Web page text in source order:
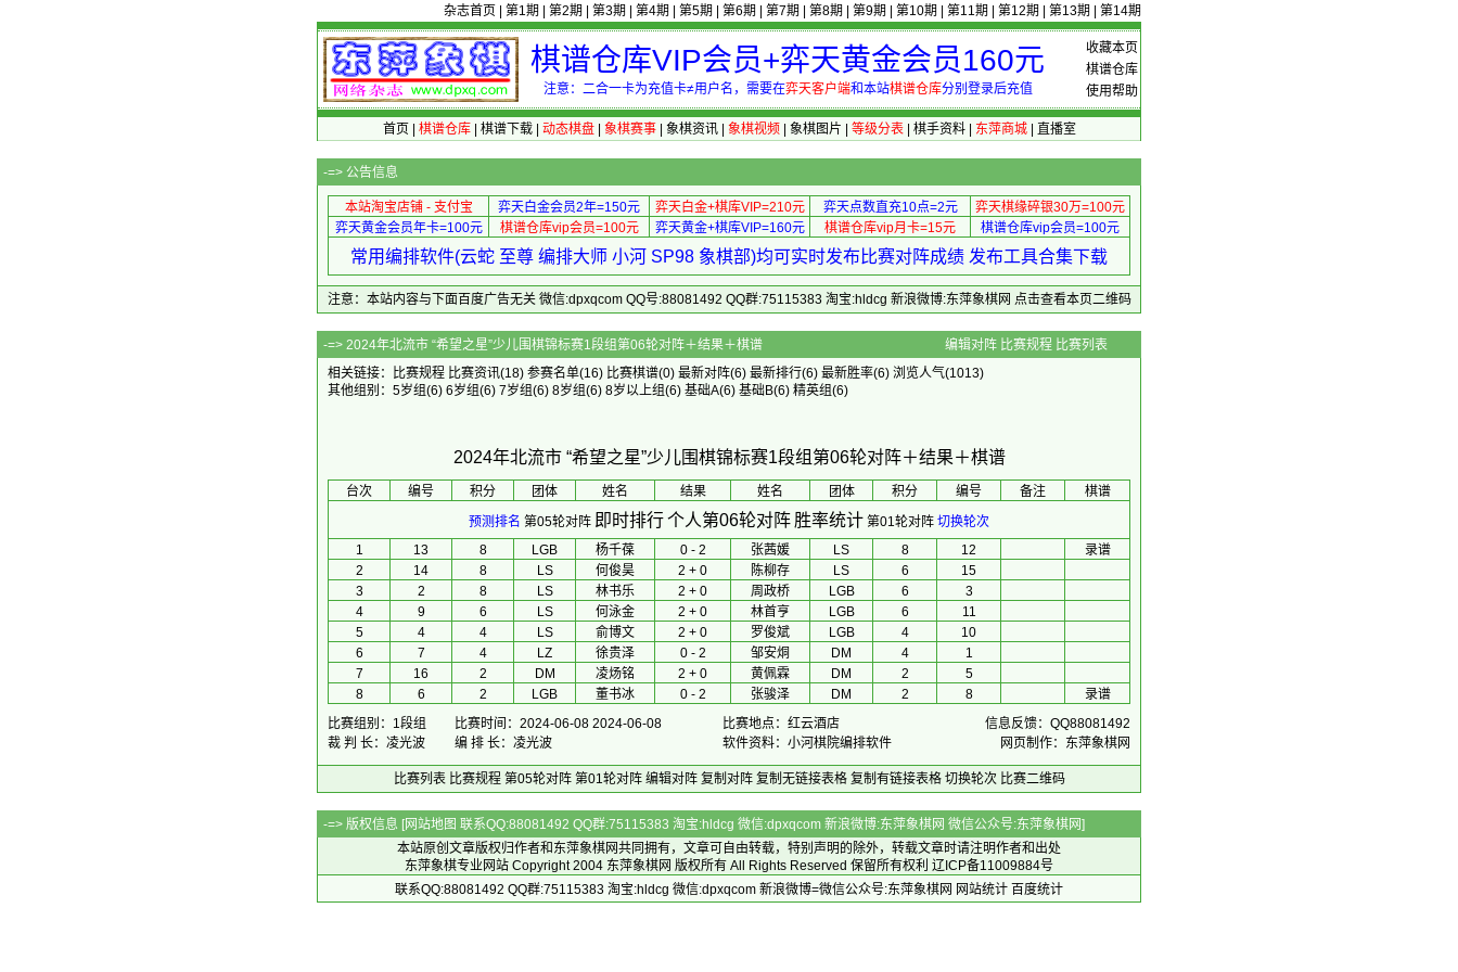
杂志首页 第1期 第2期 第3期 第4期 第5期 第6期 第7期 第8期 第9期 第10期 第11期 第12期 第13期 第14期
收藏本页
棋谱仓库
使用帮助
棋谱仓库VIP会员+弈天黄金会员160元
注意：二合一卡为充值卡≠用户名，需要在弈天客户端和本站棋谱仓库分别登录后充值
首页 棋谱仓库| 棋谱下载| 动态棋盘| 象棋赛事| 象棋资讯| 象棋视频 象棋图片 等级分表| 棋手资料| 东萍商城| 直播室
-=> 公告信息
本站淘宝店铺 - 支付宝 弈天白金会员2年=150元 弈天白金+棋库VIP=210元 弈天点数直充10点=2元
弈天棋缘碎银30万=100元
弈天黄金会员年卡=100元
棋谱仓库vip会员=100元 弈天黄金+棋库VIP=160元 棋谱仓库vip月卡=15元 棋谱仓库vip会员=100元
常用编排软件(云蛇 至尊 编排大师 小河 SP98 象棋部)均可实时发布比赛对阵成绩 发布工具合集下载
注意：本站内容与下面百度广告无关 微信:dpxqcom QQ号:88081492 QQ群:75115383 淘宝:hldcg 新浪微博:东萍象棋网 点击查看本页二维码
-=> 2024年北流市 “希望之星”少儿围棋锦标赛1段组第06轮对阵＋结果＋棋谱 编辑对阵 比赛规程 比赛列表
相关链接：
比赛规程 比赛资讯(18) 参赛名单(16) 比赛棋谱(0) 最新对阵(6) 最新排行(6) 最新胜率(6) 浏览人气(1013)
其他组别： 5岁组(6) 6岁组(6) 7岁组(6) 8岁组(6) 8岁以上组(6) 基础A(6) 基础B(6) 精英组(6)
2024年北流市 “希望之星”少儿围棋锦标赛1段组第06轮对阵＋结果＋棋谱
台次 编号 积分 团体 姓名 结果 姓名 团体 积分 编号 备注
棋谱
预测排名 第05轮对阵 即时排行个人第06轮对阵 胜率统计 第01轮对阵 切换轮次
1
13 8 LGB 杨千葆 0 - 2 张茜媛 LS 8 12
录谱
2
14 8 LS 何俊昊 2 + 0 陈柳存 LS 6
15
3
2 8 LS 林书乐 2 + 0 周政桥 LGB 6
3
4
9 6 LS 何泳金 2 + 0 林首亨 LGB 6
11
5
4 4 LS 俞博文 2 + 0 罗俊斌 LGB 4
10
6
7 4 LZ 徐贵泽 0 - 2 邹安烔 DM 4
1
7
16 2 DM 凌炀铭 2 + 0 黄佩霖 DM 2
5
8
6 2 LGB 董书冰 0 - 2 张骏泽 DM 2 8
录谱
比赛组别：1段组
比赛时间：2024-06-08 2024-06-08 比赛地点：红云酒店
信息反馈：QQ88081492
裁 判 长：凌光波
编 排 长：凌光波 软件资料：小河棋院编排软件 网页制作：东萍象棋网
比赛列表 比赛规程 第05轮对阵 第01轮对阵 编辑对阵 复制对阵 复制无链接表格 复制有链接表格 切换轮次 比赛二维码
-=> 版权信息 [网站地图 联系QQ:88081492 QQ群:75115383 淘宝:hldcg 微信:dpxqcom 新浪微博:东萍象棋网 微信公众号:东萍象棋网]
本站原创文章版权归作者和 东萍象棋网共同拥有，文章可自由转载，特别声明的除外，转载文章时请注明作者和出处
东萍象棋专业网站 Copyright 2004 东萍象棋网 版权所有 All Rights Reserved 保留所有权利 辽ICP备11009884号
联系QQ:88081492 QQ群:75115383 淘宝:hldcg 微信:dpxqcom 新浪微博=微信公众号:东萍象棋网 网站统计 百度统计